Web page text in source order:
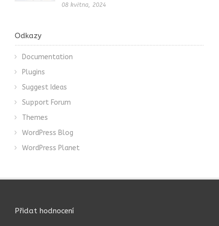
08 května, 2024
Odkazy
Documentation
Plugins
Suggest Ideas
Support Forum
Themes
WordPress Blog
WordPress Planet
Přidat hodnocení